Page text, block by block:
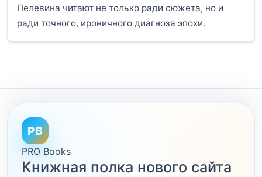
Пелевина читают не только ради сюжета, но и
ради точного, ироничного диагноза эпохи.
PB
PRO Books
Книжная полка нового сайта